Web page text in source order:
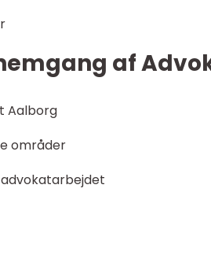
af
Aalborg
områder